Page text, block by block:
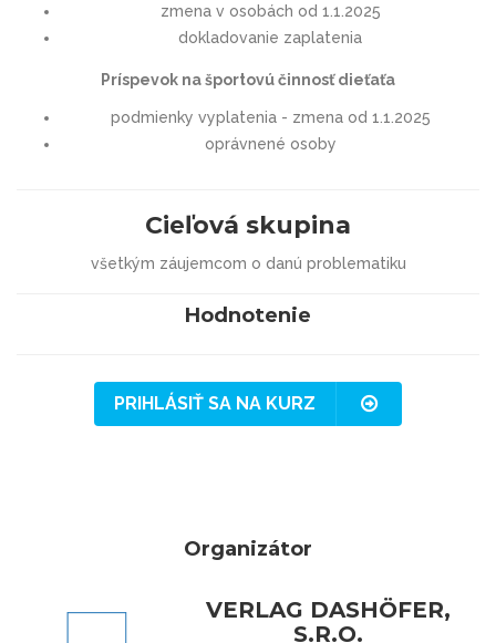
zmena v osobách od 1.1.2025
dokladovanie zaplatenia
Príspevok na športovú činnosť dieťaťa
podmienky vyplatenia - zmena od 1.1.2025
oprávnené osoby
Cieľová skupina
všetkým záujemcom o danú problematiku
Hodnotenie
PRIHLÁSIŤ SA NA KURZ
Organizátor
VERLAG DASHÖFER,
S.R.O.